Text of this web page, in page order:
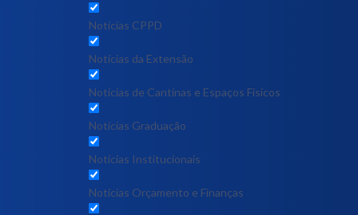
Notícias CPPD
Notícias da Extensão
Notícias de Cantinas e Espaços Físicos
Notícias Graduação
Notícias Institucionais
Notícias Orçamento e Finanças